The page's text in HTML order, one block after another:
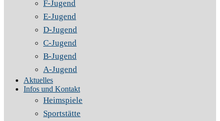
F-Jugend
E-Jugend
D-Jugend
C-Jugend
B-Jugend
A-Jugend
Aktuelles
Infos und Kontakt
Heimspiele
Sportstätte